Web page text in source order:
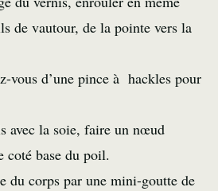
de vautour, de la pointe vers la
vous d’une pince à hackles pour
avec la soie, faire un nœud
coté base du poil.
du corps par une mini-goutte de